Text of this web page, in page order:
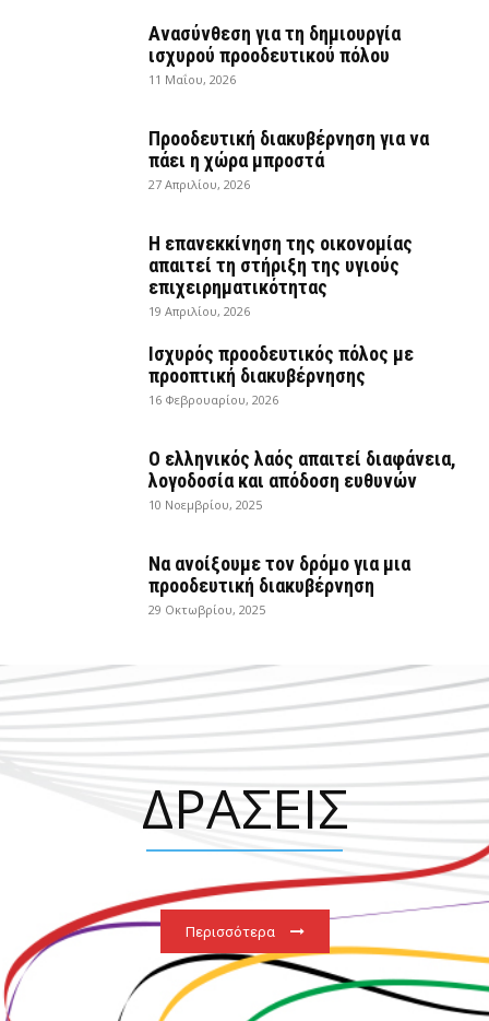
Ανασύνθεση για τη δημιουργία
ισχυρού προοδευτικού πόλου
11 Μαΐου, 2026
Προοδευτική διακυβέρνηση για να
πάει η χώρα μπροστά
27 Απριλίου, 2026
Η επανεκκίνηση της οικονομίας
απαιτεί τη στήριξη της υγιούς
επιχειρηματικότητας
19 Απριλίου, 2026
Ισχυρός προοδευτικός πόλος με
προοπτική διακυβέρνησης
16 Φεβρουαρίου, 2026
Ο ελληνικός λαός απαιτεί διαφάνεια,
λογοδοσία και απόδοση ευθυνών
10 Νοεμβρίου, 2025
Να ανοίξουμε τον δρόμο για μια
προοδευτική διακυβέρνηση
29 Οκτωβρίου, 2025
ΔΡΑΣΕΙΣ
Περισσότερα